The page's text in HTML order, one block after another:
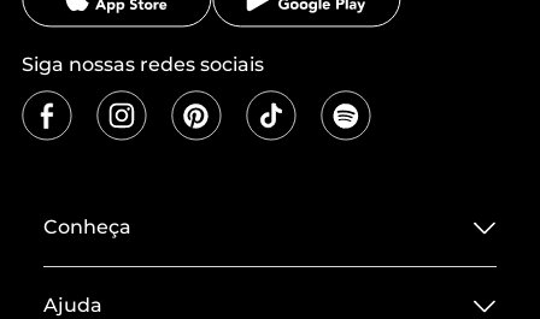
Siga nossas redes sociais
Conheça
Ajuda